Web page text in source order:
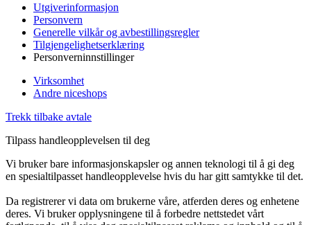
Utgiverinformasjon
Personvern
Generelle vilkår og avbestillingsregler
Tilgjengelighetserklæring
Personverninnstillinger
Virksomhet
Andre niceshops
Trekk tilbake avtale
Tilpass handleopplevelsen til deg
Vi bruker bare informasjonskapsler og annen teknologi til å gi deg
en spesialtilpasset handleopplevelse hvis du har gitt samtykke til det.
Da registrerer vi data om brukerne våre, atferden deres og enhetene
deres. Vi bruker opplysningene til å forbedre nettstedet vårt